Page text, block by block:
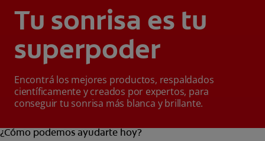
Tu sonrisa es tu
superpoder
Encontrá los mejores productos, respaldados
científicamente y creados por expertos, para
conseguir tu sonrisa más blanca y brillante.
¿Cómo podemos ayudarte hoy?